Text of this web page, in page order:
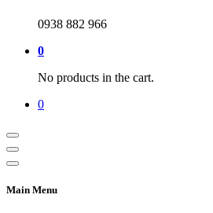
0938 882 966
0
No products in the cart.
0
Main Menu